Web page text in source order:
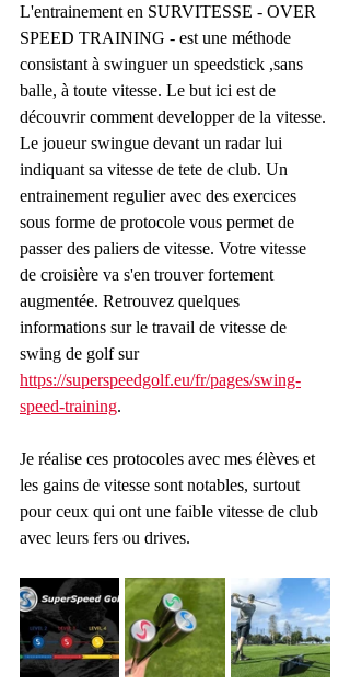
L'entrainement en SURVITESSE - OVER
SPEED TRAINING - est une méthode
consistant à swinguer un speedstick ,sans
balle, à toute vitesse. Le but ici est de
découvrir comment developper de la vitesse.
Le joueur swingue devant un radar lui
indiquant sa vitesse de tete de club. Un
entrainement regulier avec des exercices
sous forme de protocole vous permet de
passer des paliers de vitesse. Votre vitesse
de croisière va s'en trouver fortement
augmentée. Retrouvez quelques
informations sur le travail de vitesse de
swing de golf sur
https://superspeedgolf.eu/fr/pages/swing-
speed-training.
Je réalise ces protocoles avec mes élèves et
les gains de vitesse sont notables, surtout
pour ceux qui ont une faible vitesse de club
avec leurs fers ou drives.